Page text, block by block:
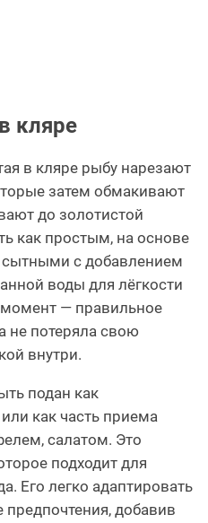
кляре
в кляре рыбу нарезают
затем обмакивают
до золотистой
как простым, на основе
сытными с добавлением
воды для лёгкости
— правильное
не потеряла свою
внутри.
подан как
как часть приема
салатом. Это
подходит для
Его легко адаптировать
добавив